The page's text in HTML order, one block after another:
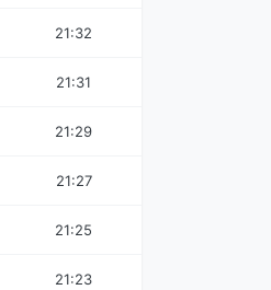
21:32
21:31
21:29
21:27
21:25
21:23